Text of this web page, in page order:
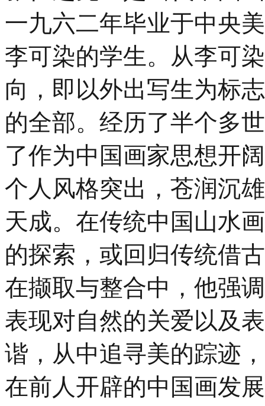
一九六二年毕业于中央
李可染的学生。从李可
向，即以外出写生为标
的全部。经历了半个多
了作为中国画家思想开
个人风格突出，苍润沉
天成。在传统中国山水
的探索，或回归传统借
在撷取与整合中，他强
表现对自然的关爱以及
谐，从中追寻美的踪迹
在前人开辟的中国画发